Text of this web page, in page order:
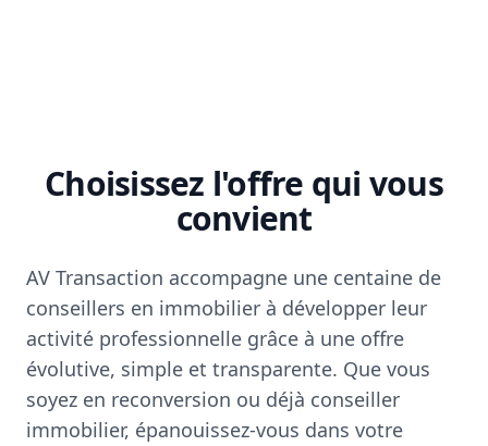
Choisissez l'offre qui vous
convient
AV Transaction accompagne une centaine de
conseillers en immobilier à développer leur
activité professionnelle grâce à une offre
évolutive, simple et transparente. Que vous
soyez en reconversion ou déjà conseiller
immobilier, épanouissez-vous dans votre